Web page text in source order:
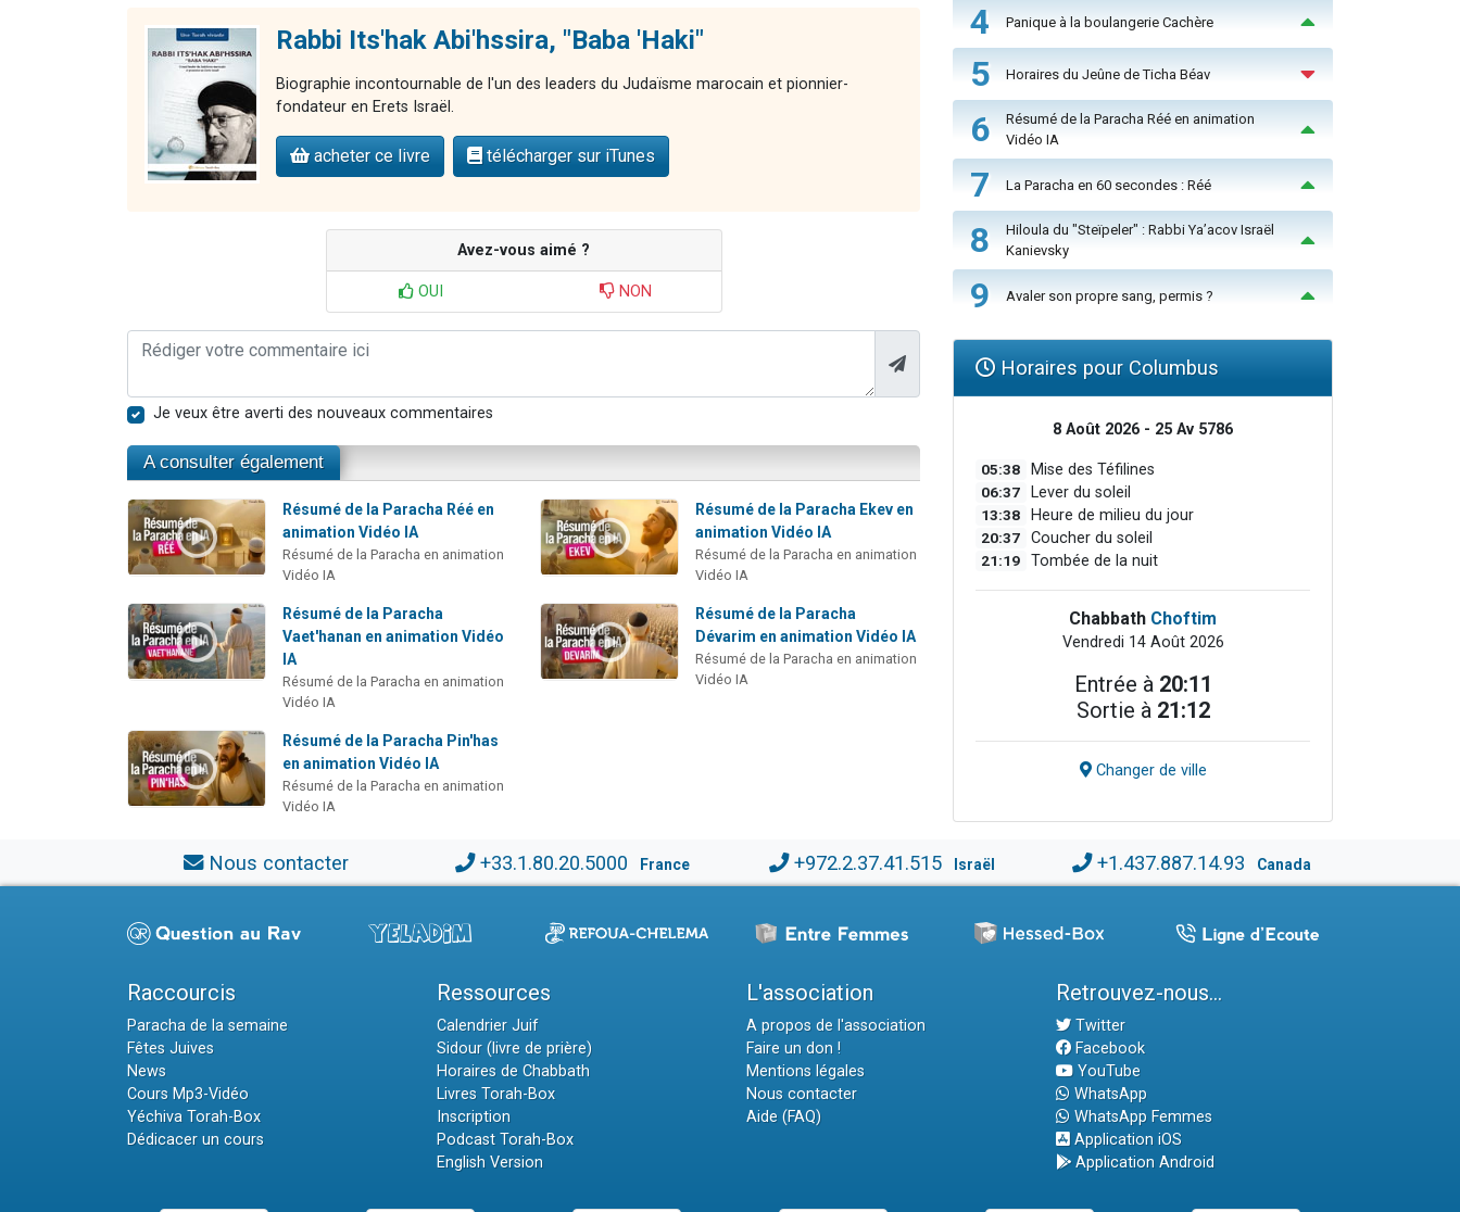
Rabbi Its'hak Abi'hssira, "Baba 'Haki"
Biographie incontournable de l'un des leaders du Judaïsme marocain et pionnier-
fondateur en Erets Israël.
acheter ce livre télécharger sur iTunes
Avez-vous aimé ?
OUI NON
Je veux être averti des nouveaux commentaires
A consulter également
Résumé de la Paracha Réé en
animation Vidéo IA
Résumé de la Paracha en animation
Vidéo IA
Résumé de la Paracha Ekev en
animation Vidéo IA
Résumé de la Paracha en animation
Vidéo IA
Résumé de la Paracha
Vaet'hanan en animation Vidéo
IA
Résumé de la Paracha en animation
Vidéo IA
Résumé de la Paracha
Dévarim en animation Vidéo IA
Résumé de la Paracha en animation
Vidéo IA
Résumé de la Paracha Pin'has
en animation Vidéo IA
Résumé de la Paracha en animation
Vidéo IA
4 Panique à la boulangerie Cachère
5 Horaires du Jeûne de Ticha Béav
6
Résumé de la Paracha Réé en animation
Vidéo IA
7 La Paracha en 60 secondes : Réé
8
Hiloula du "Steïpeler" : Rabbi Ya’acov Israël
Kanievsky
9 Avaler son propre sang, permis ?
Horaires pour Columbus
8 Août 2026 - 25 Av 5786
05:38 Mise des Téfilines
06:37 Lever du soleil
13:38 Heure de milieu du jour
20:37 Coucher du soleil
21:19 Tombée de la nuit
Chabbath Choftim
Vendredi 14 Août 2026
Entrée à 20:11
Sortie à 21:12
Changer de ville
Nous contacter +33.1.80.20.5000 France +972.2.37.41.515 Israël +1.437.887.14.93 Canada
Raccourcis
Paracha de la semaine
Fêtes Juives
News
Cours Mp3-Vidéo
Yéchiva Torah-Box
Dédicacer un cours
Ressources
Calendrier Juif
Sidour (livre de prière)
Horaires de Chabbath
Livres Torah-Box
Inscription
Podcast Torah-Box
English Version
L'association
A propos de l'association
Faire un don !
Mentions légales
Nous contacter
Aide (FAQ)
Retrouvez-nous...
Twitter
Facebook
YouTube
WhatsApp
WhatsApp Femmes
Application iOS
Application Android